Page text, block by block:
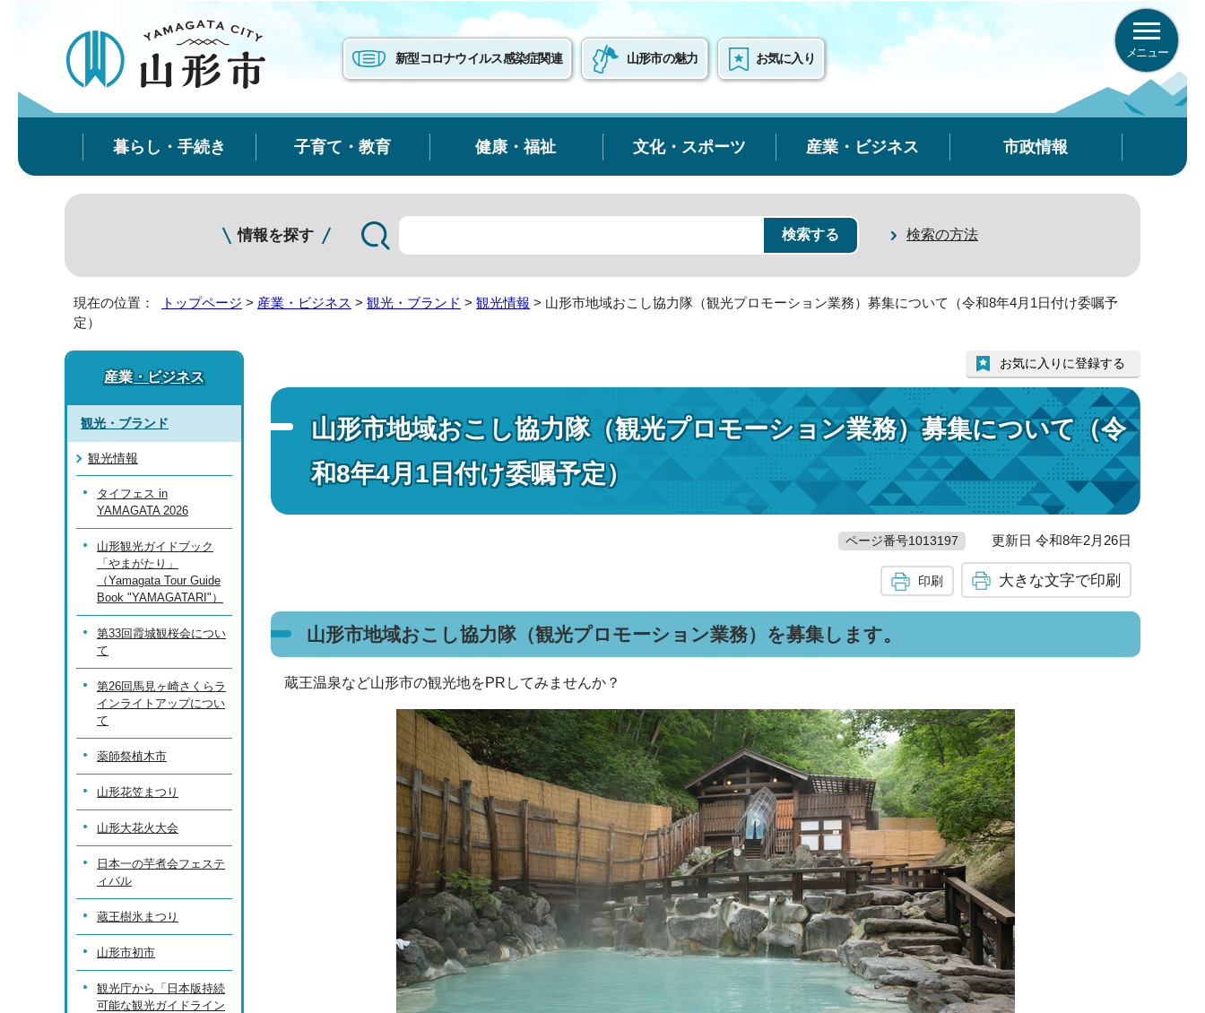
新型コロナウイルス感染症関連 山形市の魅力 お気に入り メニュー
暮らし・手続き 子育て・教育 健康・福祉 文化・スポーツ 産業・ビジネス 市政情報
情報を探す 検索の方法
現在の位置： トップページ > 産業・ビジネス > 観光・ブランド > 観光情報 > 山形市地域おこし協力隊（観光プロモーション業務）募集について（令和8年4月1日付け委嘱予
定）
山形市地域おこし協力隊（観光プロモーション業務）募集について（令
和8年4月1日付け委嘱予定）
お気に入りに登録する
ページ番号1013197 更新日 令和8年2月26日
印刷 大きな文字で印刷
山形市地域おこし協力隊（観光プロモーション業務）を募集します。
蔵王温泉など山形市の観光地をPRしてみませんか？
産業・ビジネス
観光・ブランド
観光情報
タイフェス in
YAMAGATA 2026
山形観光ガイドブック
「やまがたり」
（Yamagata Tour Guide
Book "YAMAGATARI"）
第33回霞城観桜会につい
て
第26回馬見ヶ崎さくらラ
インライトアップについ
て
薬師祭植木市
山形花笠まつり
山形大花火大会
日本一の芋煮会フェステ
ィバル
蔵王樹氷まつり
山形市初市
観光庁から「日本版持続
可能な観光ガイドライン